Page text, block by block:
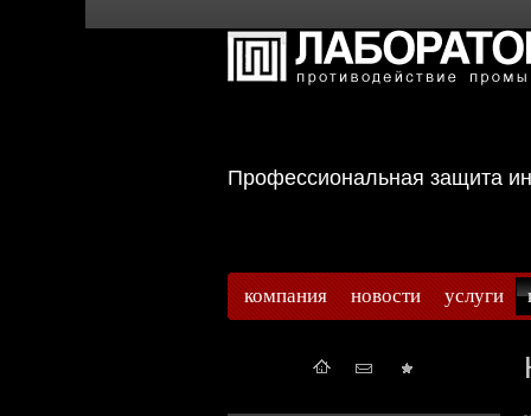
Профессиональная защита
компания новости услуги